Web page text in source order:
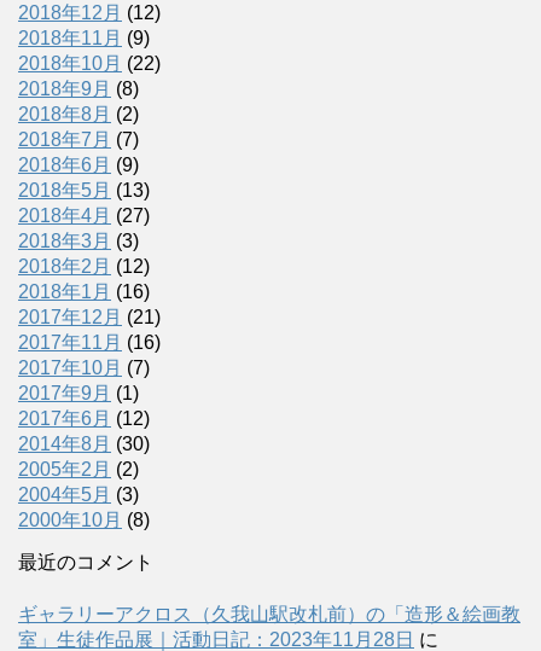
2018年12月 (12)
2018年11月 (9)
2018年10月 (22)
2018年9月 (8)
2018年8月 (2)
2018年7月 (7)
2018年6月 (9)
2018年5月 (13)
2018年4月 (27)
2018年3月 (3)
2018年2月 (12)
2018年1月 (16)
2017年12月 (21)
2017年11月 (16)
2017年10月 (7)
2017年9月 (1)
2017年6月 (12)
2014年8月 (30)
2005年2月 (2)
2004年5月 (3)
2000年10月 (8)
最近のコメント
ギャラリーアクロス（久我山駅改札前）の「造形＆絵画教
室」生徒作品展｜活動日記：2023年11月28日 に